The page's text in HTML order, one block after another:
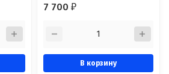
7 700₽
В корзину